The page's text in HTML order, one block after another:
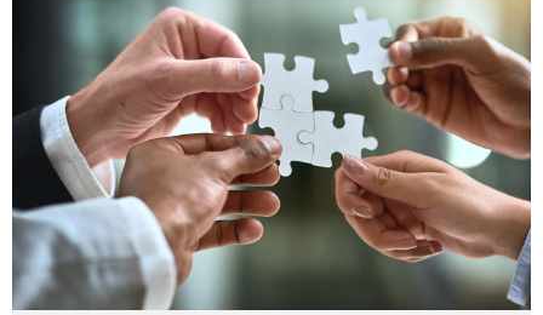
Consulenza preliminare per comprendere la situazione
familiare e individuare la procedura più adatta...